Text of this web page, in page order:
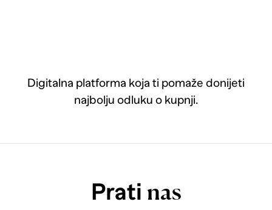
Digitalna platforma koja ti pomaže donijeti
najbolju odluku o kupnji.
Prati nas